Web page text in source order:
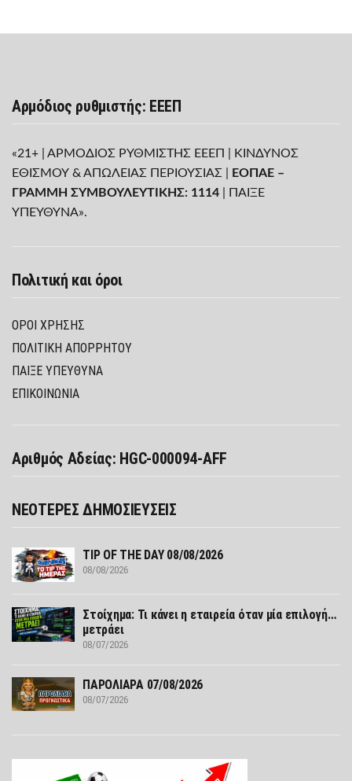
Αρμόδιος ρυθμιστής: ΕΕΕΠ
«21+ | ΑΡΜΟΔΙΟΣ ΡΥΘΜΙΣΤΗΣ ΕΕΕΠ | ΚΙΝΔΥΝΟΣ
ΕΘΙΣΜΟΥ & ΑΠΩΛΕΙΑΣ ΠΕΡΙΟΥΣΙΑΣ |
ΕΟΠΑΕ –
ΓΡΑΜΜΗ ΣΥΜΒΟΥΛΕΥΤΙΚΗΣ: 1114 | ΠΑΙΞΕ
ΥΠΕΥΘΥΝΑ».
Πολιτική και όροι
ΌΡΟΙ ΧΡΉΣΗΣ
ΠΟΛΙΤΙΚΉ ΑΠΟΡΡΉΤΟΥ
ΠΑΊΞΕ ΥΠΕΎΘΥΝΑ
ΕΠΙΚΟΙΝΩΝΙΑ
Αριθμός Αδείας: HGC-000094-AFF
ΝΕΟΤΕΡΕΣ ΔΗΜΟΣΙΕΥΣΕΙΣ
TIP OF THE DAY 08/08/2026
08/08/2026
Στοίχημα: Τι κάνει η εταιρεία όταν μία επιλογή…
μετράει
08/07/2026
ΠΑΡΟΛΙΑΡΑ 07/08/2026
08/07/2026